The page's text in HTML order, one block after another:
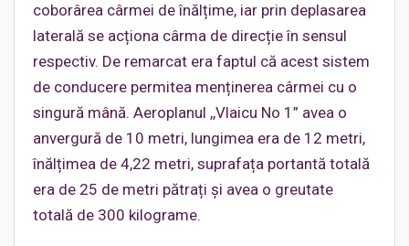
coborârea cârmei de înălțime, iar prin deplasarea
laterală se acționa cârma de direcție în sensul
respectiv. De remarcat era faptul că acest sistem
de conducere permitea menținerea cârmei cu o
singură mână. Aeroplanul ,,Vlaicu No 1” avea o
anvergură de 10 metri, lungimea era de 12 metri,
înălțimea de 4,22 metri, suprafața portantă totală
era de 25 de metri pătrați și avea o greutate
totală de 300 kilograme.